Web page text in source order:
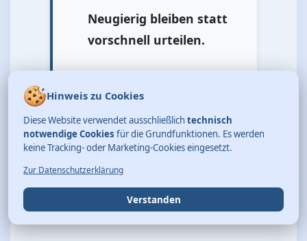
Neugierig bleiben statt
vorschnell urteilen.
ein deutlich sinnvollerer
Weg, als jede neue
Entwicklung sofort in „gut"
oder „böse" einteilen zu
wollen.
Hinweis zu Cookies
Diese Website verwendet ausschließlichtechnisch
notwendige Cookies für die Grundfunktionen. Es werden
keine Tracking- oder Marketing-Cookies eingesetzt.
Zur Datenschutzerklärung
Verstanden